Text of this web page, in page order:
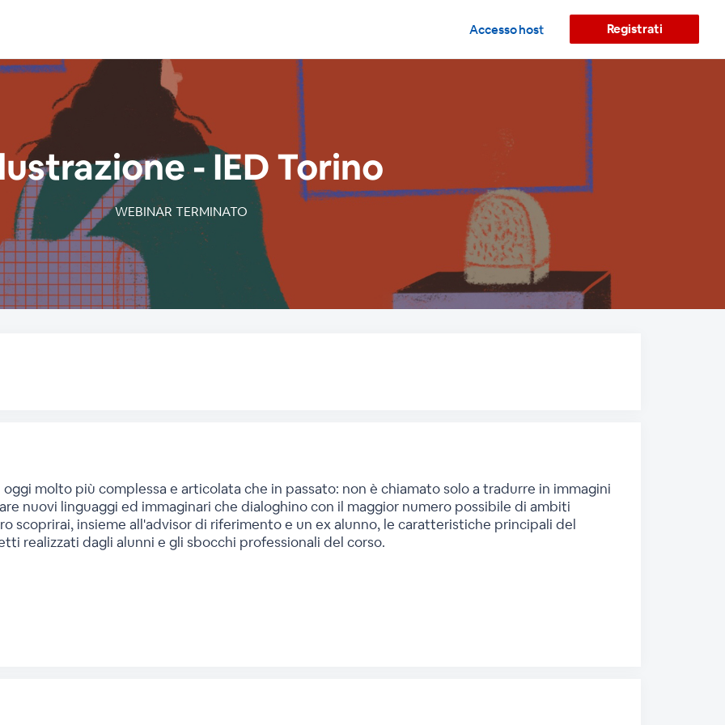
Accesso host Registrati
- IED Torino
WEBINAR TERMINATO
molto più complessa e articolata che in passato: non è chiamato solo a tradurre in immagini
nuovi linguaggi ed immaginari che dialoghino con il maggior numero possibile di ambiti
scoprirai, insieme all'advisor di riferimento e un ex alunno, le caratteristiche principali del
realizzati dagli alunni e gli sbocchi professionali del corso.